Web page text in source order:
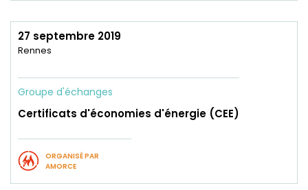
27 septembre 2019
Rennes
Groupe d'échanges
Certificats d'économies d'énergie (CEE)
ORGANISÉ PAR
AMORCE